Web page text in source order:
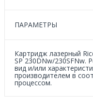
ПАРАМЕТРЫ
Картридж лазерный
SP 230DNw/230SFNw.
вид и/или
производителем в
процессом.